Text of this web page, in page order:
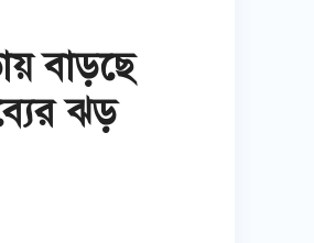
বাড়ছে
ঝড়